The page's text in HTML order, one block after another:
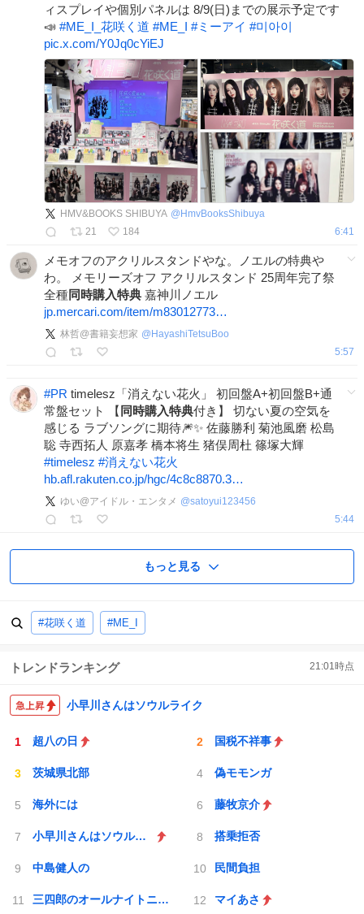
ィスプレイや個別パネルは 8/9(日)までの展示予定です
📣 #ME_I_花咲く道 #ME_I #ミーアイ #미아이
pic.x.com/Y0Jq0cYiEJ
HMV&BOOKS SHIBUYA @ HmvBooksShibuya
21
184 6:41
メモオフのアクリルスタンドやな。ノエルの特典や
わ。 メモリーズオフ アクリルスタンド 25周年完了祭
全種同時購入特典 嘉神川ノエル
jp.mercari.com/item/m83012773…
林哲@書籍妄想家 @ HayashiTetsuBoo
5:57
#PR timelesz「消えない花火」 初回盤A+初回盤B+通
常盤セット 【 同時購入特典付き】 切ない夏の空気を
感じる ラブソングに期待🎆✨ 佐藤勝利 菊池風磨 松島
聡 寺西拓人 原嘉孝 橋本将生 猪俣周杜 篠塚大輝
#timelesz #消えない花火
hb.afl.rakuten.co.jp/hgc/4c8c8870.3…
ゆい@アイドル・エンタメ @satoyui123456
5:44
もっと見る
#花咲く道 #ME_I
トレンドランキング 21:01時点
小早川さんはソウルライク
超八の日 国税不祥事
茨城県北部 偽モモンガ
海外には 藤牧京介
小早川さんはソウルライク 搭乗拒否
中島健人の 民間負担
三四郎のオールナイトニッポン0 マイあさ